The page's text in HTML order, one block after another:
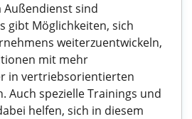
sind
gibt Möglichkeiten, sich
weiterzuentwickeln,
mit mehr
in vertriebsorientierten
Auch spezielle Trainings und
helfen, sich in diesem